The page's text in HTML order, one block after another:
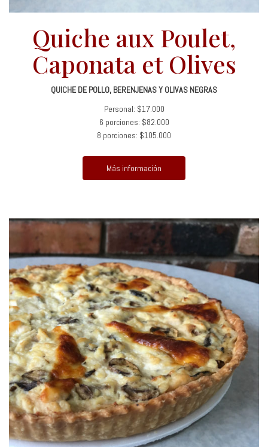
Quiche aux Poulet,
Caponata et Olives
QUICHE DE POLLO, BERENJENAS Y OLIVAS NEGRAS
Personal: $17.000
6 porciones: $82.000
8 porciones: $105.000
Más información